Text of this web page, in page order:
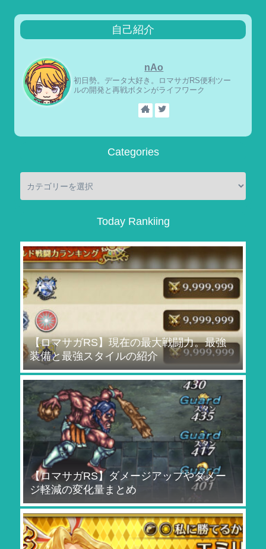
自己紹介
nAo
初日勢。データ大好き。ロマサガRS便利ツー
ルの開発と再戦ボタンがライフワーク
Categories
Today Rankiing
【ロマサガRS】現在の最大戦闘力。最強
装備と最強スタイルの紹介
【ロマサガRS】ダメージアップやダメー
ジ軽減の変化量まとめ